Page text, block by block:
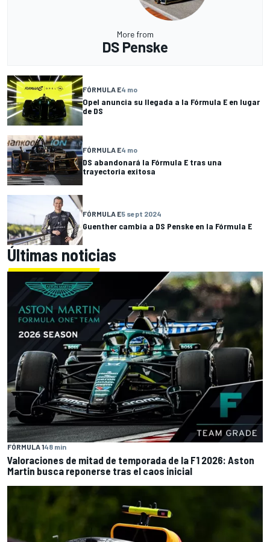
More from
DS Penske
FÓRMULA E4 mo
Opel anuncia su llegada a la Fórmula E en lugar
de DS
FÓRMULA E4 mo
DS abandonará la Fórmula E tras una
trayectoria exitosa
FÓRMULA E5 sept 2024
Guenther cambia a DS Penske en la Fórmula E
Últimas noticias
FÓRMULA 148 min
Valoraciones de mitad de temporada de la F1 2026: Aston
Martin busca reponerse tras el caos inicial